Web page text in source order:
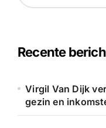
n
n
a
Recente
Virgil Van Dijk
gezin en